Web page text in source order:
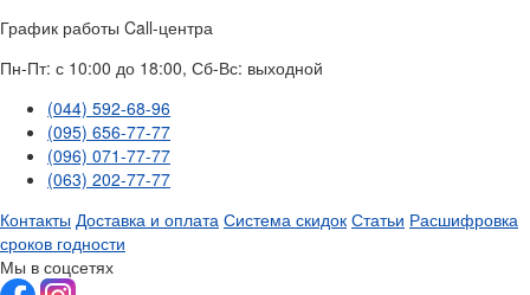
График работы Call-центра
Пн-Пт: с 10:00 до 18:00, Сб-Вс: выходной
(044) 592-68-96
(095) 656-77-77
(096) 071-77-77
(063) 202-77-77
Контакты Доставка и оплата Система скидок Статьи Расшифровка
сроков годности
Мы в соцсетях